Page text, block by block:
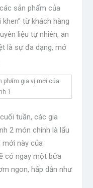
sản phẩm của
từ khách hàng
liệu tự nhiên, an
là sự đa dạng, mở
tuần, các gia
2 món chính là lẩu
mới này của
có ngay một bữa
ngon, hấp dẫn như